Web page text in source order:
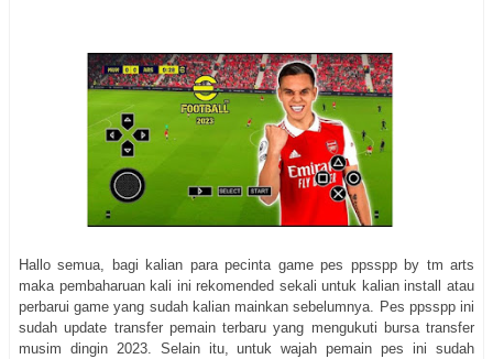
Hallo semua, bagi kalian para pecinta game pes ppsspp by tm arts
maka pembaharuan kali ini rekomended sekali untuk kalian install atau
perbarui game yang sudah kalian mainkan sebelumnya. Pes ppsspp ini
sudah update transfer pemain terbaru yang mengukuti bursa transfer
musim dingin 2023. Selain itu, untuk wajah pemain pes ini sudah